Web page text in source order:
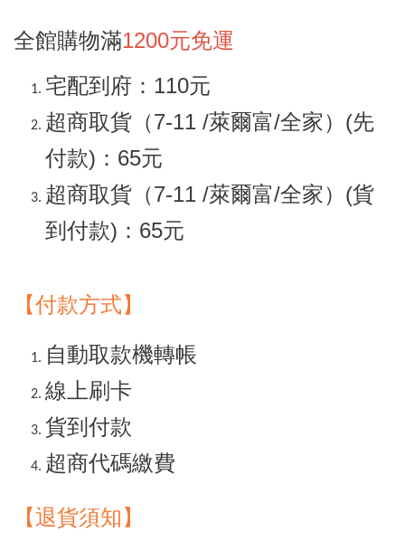
全館購物滿1200元免運
宅配到府：110元
超商取貨（7-11 /萊爾富/全家）(先
付款)：65元
超商取貨（7-11 /萊爾富/全家）(貨
到付款)：65元
【付款方式】
自動取款機轉帳
線上刷卡
貨到付款
超商代碼繳費
【退貨須知 】